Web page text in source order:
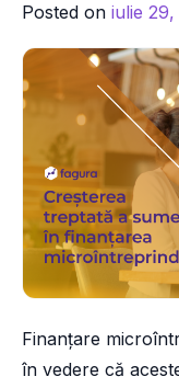
Posted on iulie 29,
Finanțare
în vedere că